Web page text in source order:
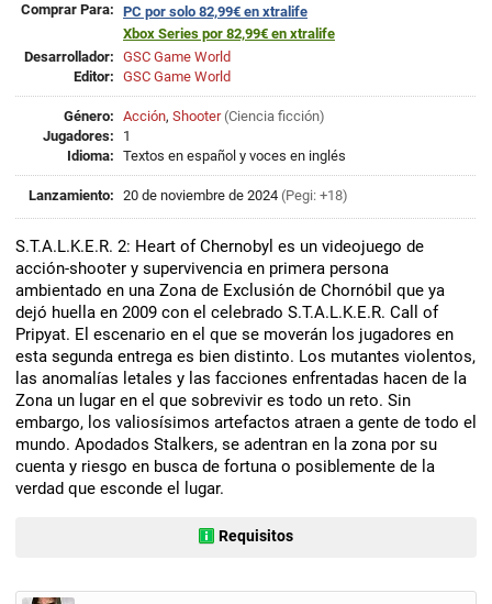
Comprar Para: PC por solo 82,99€ en xtralife
Xbox Series por 82,99€ en xtralife
Desarrollador: GSC Game World
Editor: GSC Game World
Género: Acción, Shooter (Ciencia ficción)
Jugadores:
1
Idioma: Textos en español y voces en inglés
Lanzamiento: 20 de noviembre de 2024 (Pegi: +18)
S.T.A.L.K.E.R. 2: Heart of Chernobyl es un videojuego de
acción-shooter y supervivencia en primera persona
ambientado en una Zona de Exclusión de Chornóbil que ya
dejó huella en 2009 con el celebrado S.T.A.L.K.E.R. Call of
Pripyat. El escenario en el que se moverán los jugadores en
esta segunda entrega es bien distinto. Los mutantes violentos,
las anomalías letales y las facciones enfrentadas hacen de la
Zona un lugar en el que sobrevivir es todo un reto. Sin
embargo, los valiosísimos artefactos atraen a gente de todo el
mundo. Apodados Stalkers, se adentran en la zona por su
cuenta y riesgo en busca de fortuna o posiblemente de la
verdad que esconde el lugar.
Requisitos